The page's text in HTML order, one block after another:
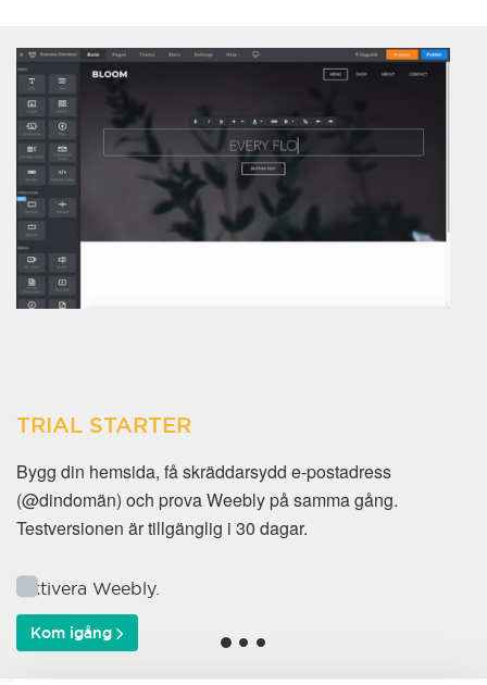
TRIAL STARTER
Bygg din hemsida, få skräddarsydd e-postadress
(@dindomän) och prova Weebly på samma gång.
Testversionen är tillgänglig i 30 dagar.
Aktivera Weebly.
Kom igång